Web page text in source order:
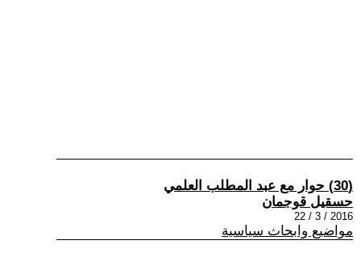
(30) حوار مع عبد المطلب العلمي
حسقيل قوجمان
2016 / 3 / 22
مواضيع وابحاث سياسية